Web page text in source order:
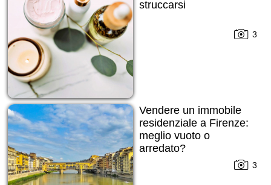
struccarsi
3
Vendere un immobile
residenziale a Firenze:
meglio vuoto o
arredato?
3